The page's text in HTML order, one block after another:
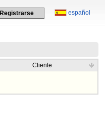
español
Registrarse
Cliente